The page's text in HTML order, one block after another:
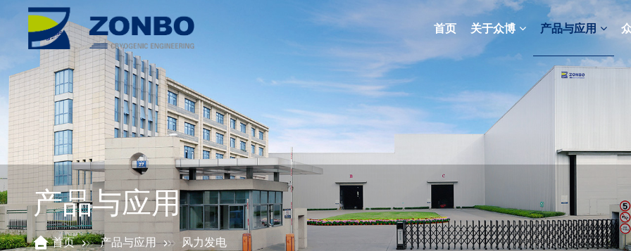
首页 关于众博
关于众博
一家专业的生产铝制板翅式换热器专业厂家
公司介绍 发展历程 组织结构
产品与应用
产品与应用
工程机械 叉车及港机 车用散热器
柴油机发电机组 压缩机 农林机械
新闻资讯
关注我们，掌握行业新动态
公司新闻 行业新闻 视频新闻
产品与应用
首页 产品与应用 风力发电